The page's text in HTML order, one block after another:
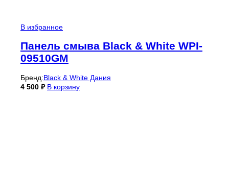
В избранное
Панель смыва Black & White WPI-
09510GM
Бренд:Black & White Дания
4 500 ₽ В корзину